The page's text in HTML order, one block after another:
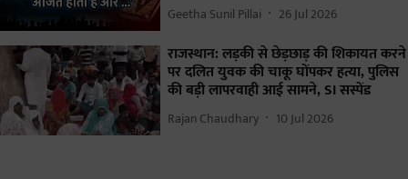
Geetha Sunil Pillai 26 Jul 2026
राजस्थान: लड़की से छेड़छाड़ की शिकायत करने
पर दलित युवक की चाकू घोंपकर हत्या, पुलिस
की बड़ी लापरवाही आई सामने, SI सस्पेंड
Rajan Chaudhary 10 Jul 2026